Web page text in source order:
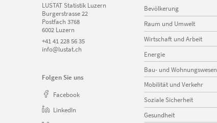
LUSTAT Statistik Luzern
Burgerstrasse 22
Postfach 3768
6002 Luzern
+41 41 228 56 35
info@lustat.ch
Folgen Sie uns
Facebook
LinkedIn
Navigation
überspringen
Bevölkerung
Raum und Umwelt
Wirtschaft und Arbeit
Energie
Bau- und Wohnungswesen
Mobilität und Verkehr
Soziale Sicherheit
Gesundheit